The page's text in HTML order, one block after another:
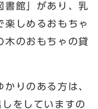
書館」があり、乳
楽しめるおもちゃ
木のおもちゃの貸
りのある方は、
をしていますの